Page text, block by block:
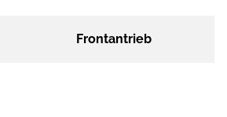
Frontantrieb